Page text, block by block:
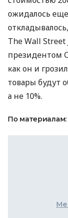
ожидалось
The Wall Street
президентом
как он и
товары будут
а не 10%.
По материалам: